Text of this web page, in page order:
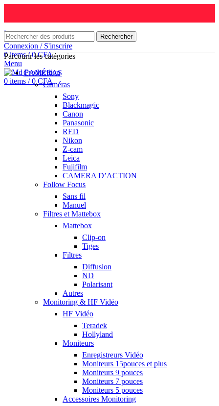
Rechercher
Connexion / S'inscrire
0items / 0CFA
Menu
0 items / 0 CFA
Parcourir les catégories
CAMÉRAS
Caméras
Sony
Blackmagic
Canon
Panasonic
RED
Nikon
Z-cam
Leica
Fujifilm
CAMERA D’ACTION
Follow Focus
Sans fil
Manuel
Filtres et Mattebox
Mattebox
Clip-on
Tiges
Filtres
Diffusion
ND
Polarisant
Autres
Monitoring & HF Vidéo
HF Vidéo
Teradek
Hollyland
Moniteurs
Enregistreurs Vidéo
Moniteurs 15pouces et plus
Moniteurs 9 pouces
Moniteurs 7 pouces
Moniteurs 5 pouces
Accessoires Monitoring